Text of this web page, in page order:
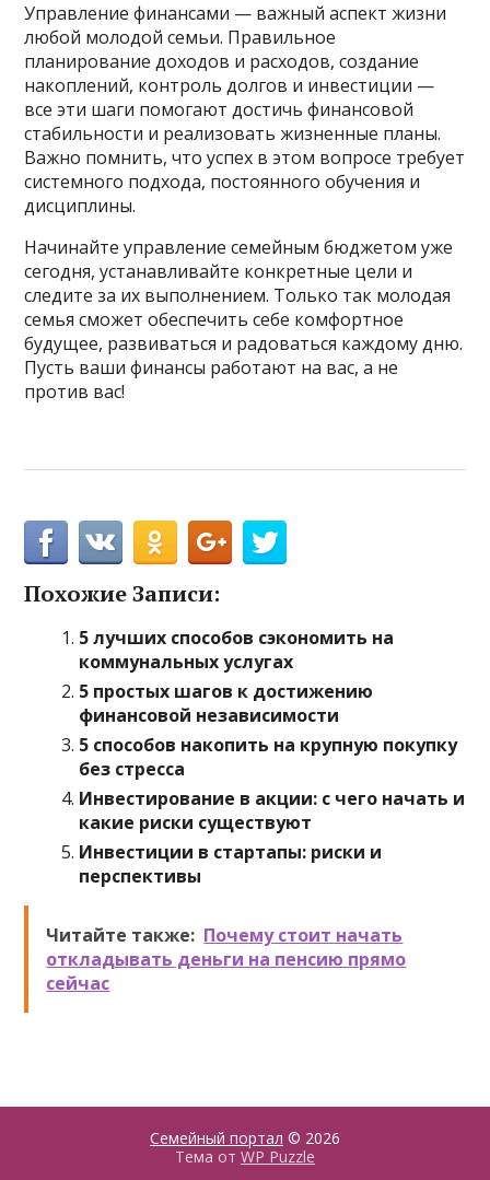
Управление финансами — важный аспект жизни
любой молодой семьи. Правильное
планирование доходов и расходов, создание
накоплений, контроль долгов и инвестиции —
все эти шаги помогают достичь финансовой
стабильности и реализовать жизненные планы.
Важно помнить, что успех в этом вопросе требует
системного подхода, постоянного обучения и
дисциплины.
Начинайте управление семейным бюджетом уже
сегодня, устанавливайте конкретные цели и
следите за их выполнением. Только так молодая
семья сможет обеспечить себе комфортное
будущее, развиваться и радоваться каждому дню.
Пусть ваши финансы работают на вас, а не
против вас!
Похожие Записи:
5 лучших способов сэкономить на
коммунальных услугах
5 простых шагов к достижению
финансовой независимости
5 способов накопить на крупную покупку
без стресса
Инвестирование в акции: с чего начать и
какие риски существуют
Инвестиции в стартапы: риски и
перспективы
Читайте также: Почему стоит начать
откладывать деньги на пенсию прямо
сейчас
Семейный портал © 2026
Тема от WP Puzzle